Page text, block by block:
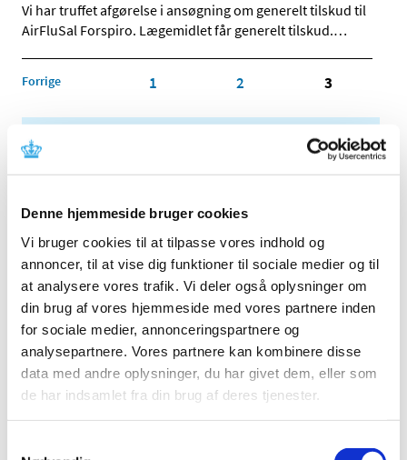
Denne hjemmeside bruger cookies
Vi bruger cookies til at tilpasse vores indhold og
annoncer, til at vise dig funktioner til sociale medier og til
at analysere vores trafik. Vi deler også oplysninger om
din brug af vores hjemmeside med vores partnere inden
for sociale medier, annonceringspartnere og
analysepartnere. Vores partnere kan kombinere disse
data med andre oplysninger, du har givet dem, eller som
de har indsamlet fra din brug af deres tjenester.
Vi har truffet afgørelse i ansøgning om generelt tilskud til
AirFluSal Forspiro. Lægemidlet får generelt tilskud.…
Forrige 1 2 3
Alle (2506)
TID
2024 (224)
2023 (195)
2022 (197)
2021 (516)
2020 (263)
2019 (159)